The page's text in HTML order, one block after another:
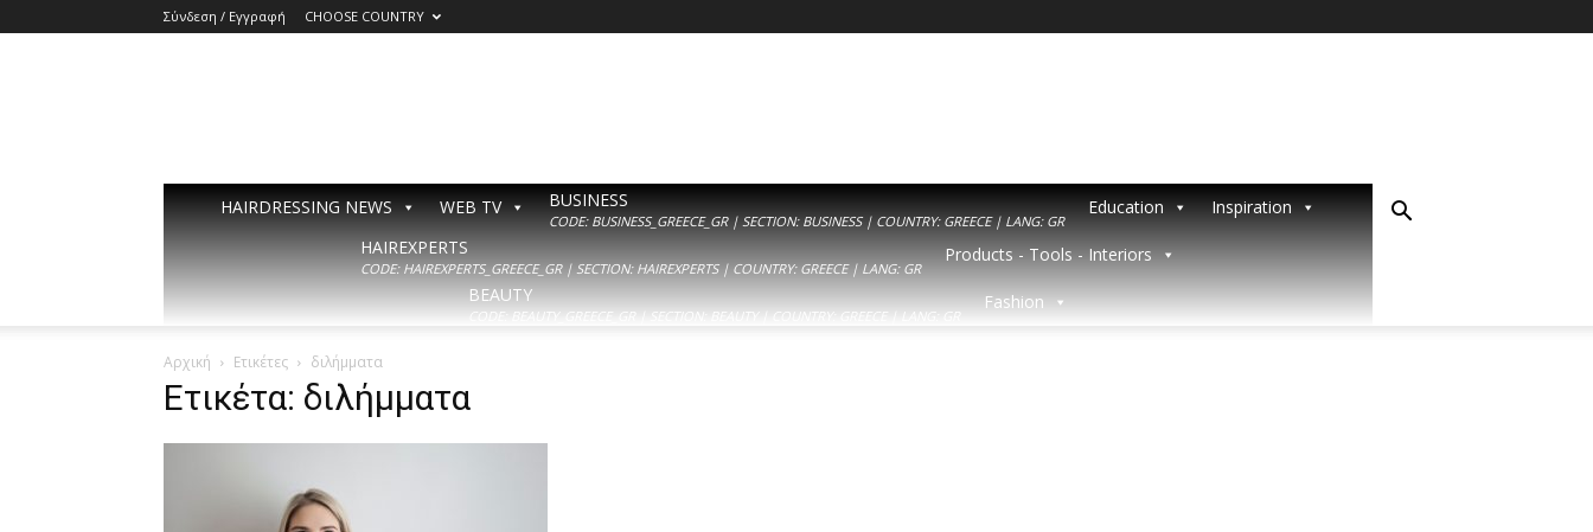
Σύνδεση / Εγγραφή CHOOSE COUNTRY
HAIRDRESSING NEWS WEB TV BUSINESS
CODE: BUSINESS_GREECE_GR | SECTION: BUSINESS | COUNTRY: GREECE | LANG: GR
Education
Inspiration
HAIREXPERTS
CODE: HAIREXPERTS_GREECE_GR | SECTION: HAIREXPERTS | COUNTRY: GREECE | LANG: GR
Products - Tools - Interiors
BEAUTY
CODE: BEAUTY_GREECE_GR | SECTION: BEAUTY | COUNTRY: GREECE | LANG: GR
Fashion
Αρχική Ετικέτες διλήμματα
Ετικέτα: διλήμματα